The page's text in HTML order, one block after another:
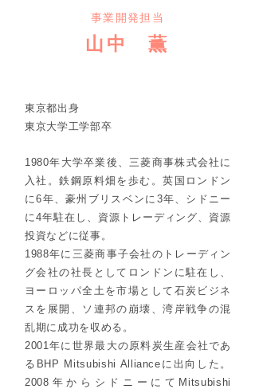
事業開発担当
山中 薫
​東京都出身
東京大学工学部卒
1980年大学卒業後、三菱商事株式会社に
入社。鉄鋼原料畑を歩む。英国ロンドン
に6年、豪州ブリスベンに3年、シドニー
に4年駐在し、資源トレーディング、資源
投資などに従事。
1988年に三菱商事子会社のトレーディン
グ会社の社長としてロンドンに駐在し、
ヨーロッパ全土を市場として石炭ビジネ
スを展開、ソ連邦の崩壊、湾岸戦争の混
乱期に成功を収める。
2001年に世界最大の原料炭生産会社であ
るBHP Mitsubishi Allianceに出向した。
2008年からシドニーにてMitsubishi